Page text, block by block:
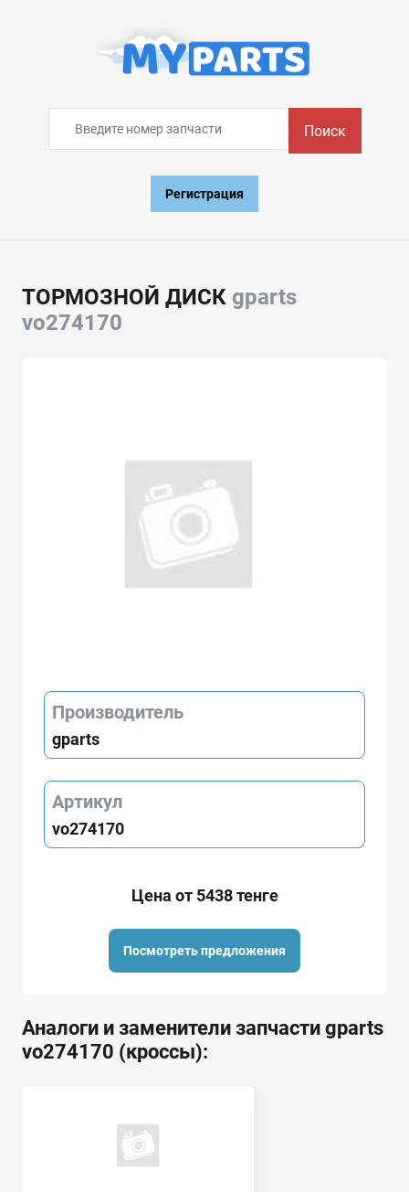
Поиск
Регистрация
ТОРМОЗНОЙ ДИСК gparts
vo274170
Производитель
gparts
Артикул
vo274170
Цена от 5438 тенге
Посмотреть предложения
Аналоги и заменители запчасти gparts
vo274170 (кроссы):